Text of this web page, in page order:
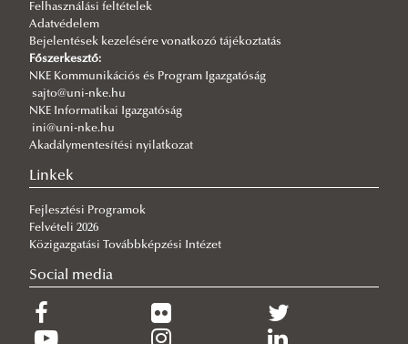
Ostrakon Szakkollégium
Szent György Szakkollégium
Puskás Tivadar Műszaki Szakkollégium
Zsuffa István Szakkollégium
Nemzetközi és Európai Szakkollégium
Felhasználási feltételek
Adatvédelem
Bejelentések kezelésére vonatkozó tájékoztatás
Főszerkesztő:
NKE Kommunikációs és Program Igazgatóság
sajto@uni-nke.hu
NKE Informatikai Igazgatóság
ini@uni-nke.hu
Akadálymentesítési nyilatkozat
Linkek
Fejlesztési Programok
Felvételi 2026
Közigazgatási Továbbképzési Intézet
Social media